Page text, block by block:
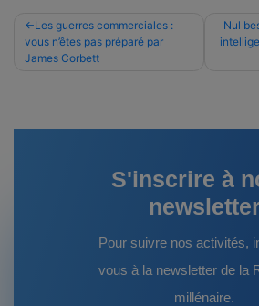
Navigation
de
Les guerres commerciales :
vous n’êtes pas préparé par
James Corbett
Nul
S'inscrire à
Pour suivre nos activités,
vous à la newsletter de la
millénaire.